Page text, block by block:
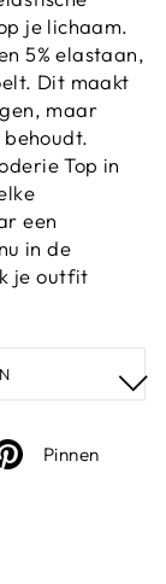
je lichaam.
5% elastaan,
Dit maakt
maar
Top in
een
in de
je outfit
Pinnen